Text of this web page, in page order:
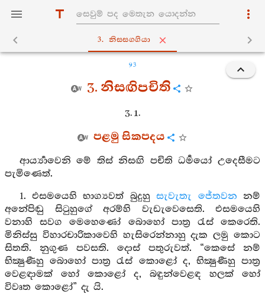
3. නිස‍්සග‍්ගියා
93
3. නිසඟිපචිති
3. 1.
පළමු සිකපදය
ආර්‍ය්‍යාවෙනි මේ තිස් නිසඟි පචිති ධර්‍මයෝ උදෙසීමට
පැමිණෙත්.
1. එසමයෙහි භාග්‍යවත් බුදුහුසැවැතැ ජේතවන නම්
අනේපිඬු සිටුහුගේ අරම්හි වැඩැවෙසෙති. එසමයෙහි
වනාහි සවග මෙහෙණෝ බොහෝ පාත්‍ර රැස් කෙරෙති.
මිනිස්සු විහාරචාරිකාවෙහි හැසිරෙන්නාහු දැක ලමු කොට
සිතති. නුගුණ පවසති. දොස් පතුරුවත්. “කෙසේ නම්
භික්‍ෂුණීහු බොහෝ පාත්‍ර රැස් කොළෝ ද, භික්‍ෂුණීහු පාත්‍ර
වෙළඳාමක් හෝ කොළෝ ද, බඳුන්වෙළඳ හලක් හෝ
විවෘත කොළෝ” දැ යි.